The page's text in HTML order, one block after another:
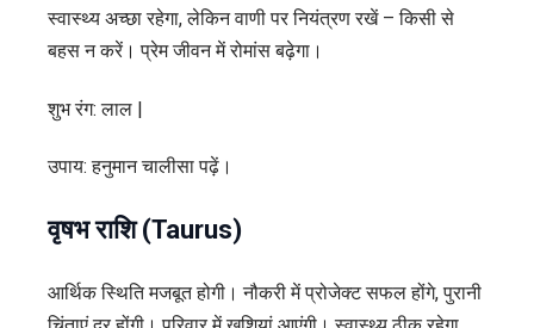
स्वास्थ्य अच्छा रहेगा, लेकिन वाणी पर नियंत्रण रखें – किसी से
बहस न करें। प्रेम जीवन में रोमांस बढ़ेगा।
शुभ रंग: लाल |
उपाय: हनुमान चालीसा पढ़ें।
वृषभ राशि (Taurus)
आर्थिक स्थिति मजबूत होगी। नौकरी में प्रोजेक्ट सफल होंगे, पुरानी